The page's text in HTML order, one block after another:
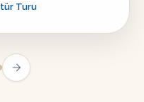
Turu